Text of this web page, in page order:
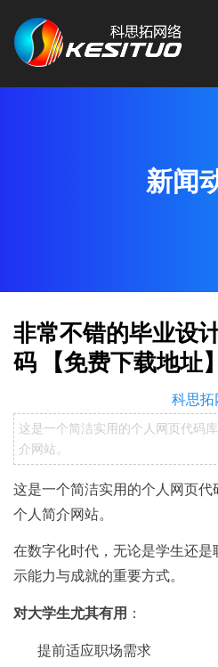
新闻
非常不错的毕业设
码 【免费下载地址】
科思
这是一个简洁实用的个人网页代码
介网站。
这是一个简洁实用的个人网页
个人简介网站。
在数字化时代，无论是学生还
示能力与成就的重要方式。
对大学生尤其有用 ：
提前适应职场需求